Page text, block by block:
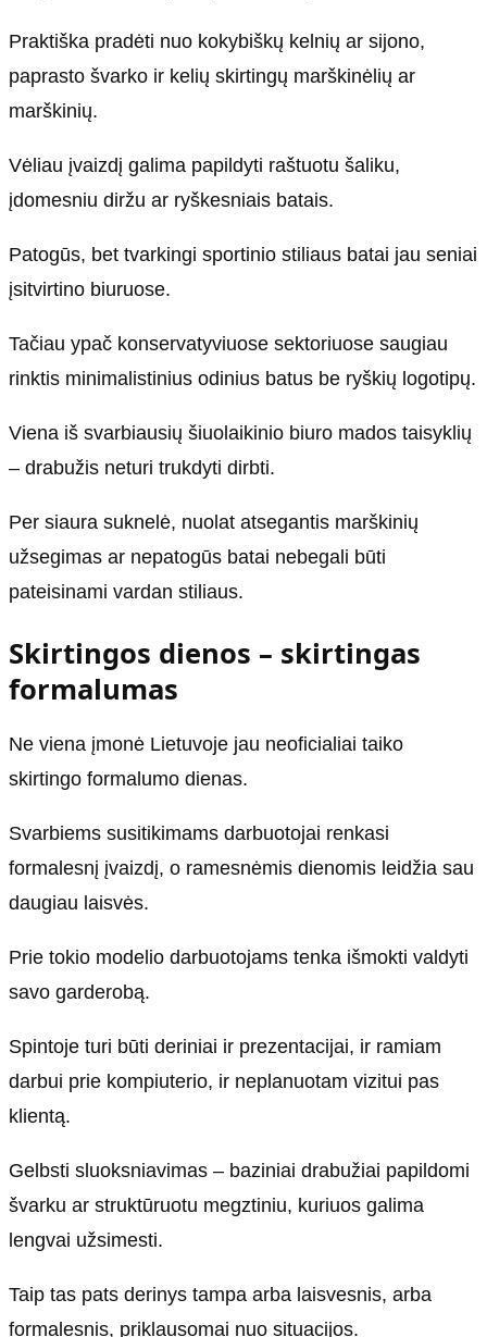
Praktiška pradėti nuo kokybiškų kelnių ar sijono,
paprasto švarko ir kelių skirtingų marškinėlių ar
marškinių.
Vėliau įvaizdį galima papildyti raštuotu šaliku,
įdomesniu diržu ar ryškesniais batais.
Patogūs, bet tvarkingi sportinio stiliaus batai jau seniai
įsitvirtino biuruose.
Tačiau ypač konservatyviuose sektoriuose saugiau
rinktis minimalistinius odinius batus be ryškių logotipų.
Viena iš svarbiausių šiuolaikinio biuro mados taisyklių
– drabužis neturi trukdyti dirbti.
Per siaura suknelė, nuolat atsegantis marškinių
užsegimas ar nepatogūs batai nebegali būti
pateisinami vardan stiliaus.
Skirtingos dienos – skirtingas
formalumas
Ne viena įmonė Lietuvoje jau neoficialiai taiko
skirtingo formalumo dienas.
Svarbiems susitikimams darbuotojai renkasi
formalesnį įvaizdį, o ramesnėmis dienomis leidžia sau
daugiau laisvės.
Prie tokio modelio darbuotojams tenka išmokti valdyti
savo garderobą.
Spintoje turi būti deriniai ir prezentacijai, ir ramiam
darbui prie kompiuterio, ir neplanuotam vizitui pas
klientą.
Gelbsti sluoksniavimas – baziniai drabužiai papildomi
švarku ar struktūruotu megztiniu, kuriuos galima
lengvai užsimesti.
Taip tas pats derinys tampa arba laisvesnis, arba
formalesnis, priklausomai nuo situacijos.